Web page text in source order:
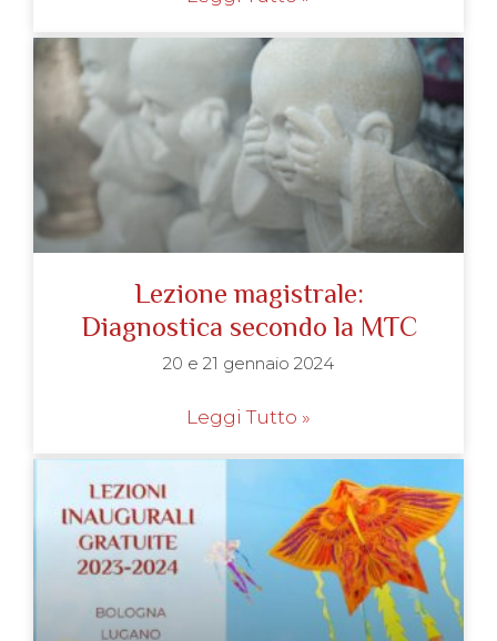
Lezione magistrale:
Diagnostica secondo la MTC
20 e 21 gennaio 2024
Leggi Tutto »